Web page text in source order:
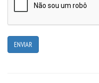
UNIESP
CONTATO